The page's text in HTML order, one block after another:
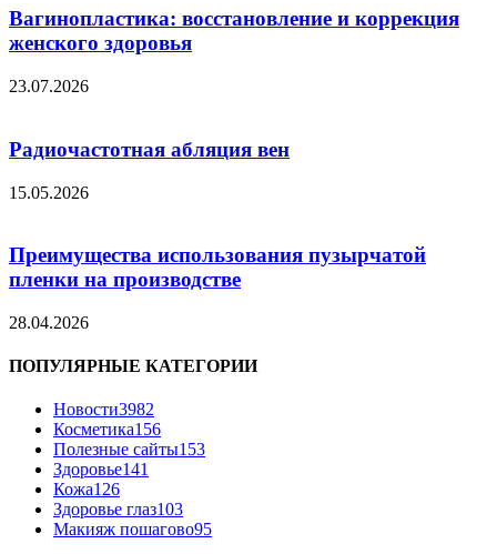
Вагинопластика: восстановление и коррекция
женского здоровья
23.07.2026
Радиочастотная абляция вен
15.05.2026
Преимущества использования пузырчатой
пленки на производстве
28.04.2026
ПОПУЛЯРНЫЕ КАТЕГОРИИ
Новости3982
Косметика156
Полезные сайты153
Здоровье141
Кожа126
Здоровье глаз103
Макияж пошагово95